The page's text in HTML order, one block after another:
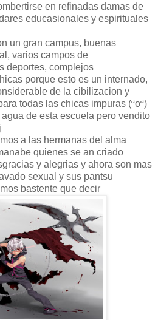
en refinadas damas de
educasionales y espirituales
un gran campus, buenas
varios campos de
deportes, complejos
porque esto es un internado,
de la cibilizacion y
todas las chicas impuras (ªoª)
de esta escuela pero vendito
a las hermanas del alma
quienes se an criado
y alegrias y ahora son mas
sexual y sus pantsu
bastente que decir